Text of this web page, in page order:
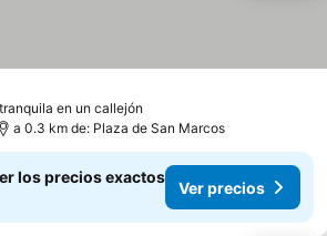
en un callejón
a 0.3 km de: Plaza de San Marcos
los precios exactos
Ver precios